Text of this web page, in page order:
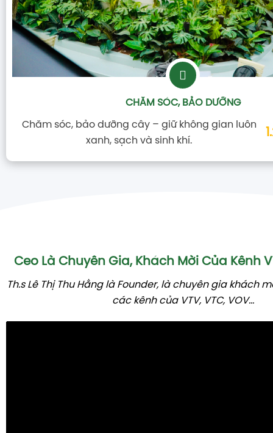
CHĂM SÓC, BẢO DƯỠNG
Chăm sóc, bảo dưỡng cây – giữ không gian luôn
xanh, sạch và sinh khí.
Ceo Là Chuyên Gia, Khách Mời Của Kênh
Th.s Lê Thị Thu Hằng là Founder, là chuyên gia khách
các kênh của VTV, VTC, VOV...